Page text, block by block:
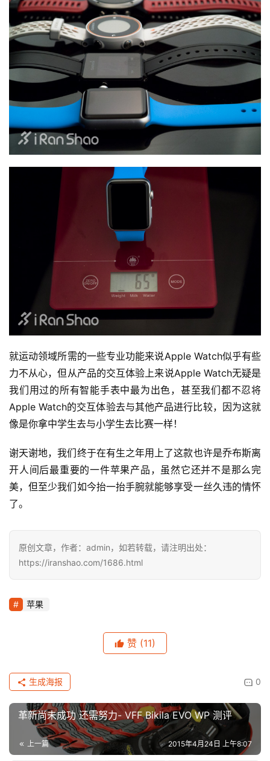
就运动领域所需的一些专业功能来说Apple Watch似乎有些
力不从心，但从产品的交互体验上来说Apple Watch无疑是
我们用过的所有智能手表中最为出色，甚至我们都不忍将
Apple Watch的交互体验去与其他产品进行比较，因为这就
像是你拿中学生去与小学生去比赛一样！
谢天谢地，我们终于在有生之年用上了这款也许是乔布斯离
开人间后最重要的一件苹果产品，虽然它还并不是那么完
美，但至少我们如今抬一抬手腕就能够享受一丝久违的情怀
了。
原创文章，作者：admin，如若转载，请注明出处：
https://iranshao.com/1686.html
苹果
赞 (11)
0
生成海报
革新尚未成功 还需努力- VFF Bikila EVO WP 测评
上一篇 2015年4月24日 上午8:07